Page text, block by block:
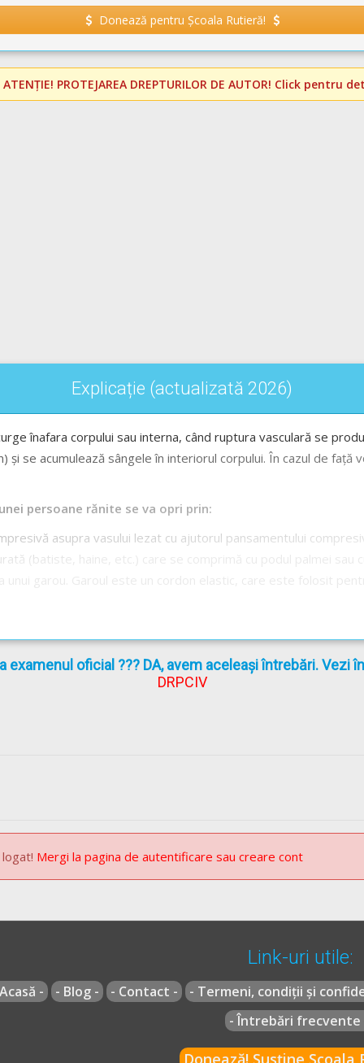
Donează pentru Școala Rutieră!
ATENȚIE! PROTEJAREA DREPTURILOR DE AUTOR! Click pentru
Explicație (actualizată 2026)
înafara corpului sau interna, când ruptura vasculară se
și se acumulează sângele în interiorul corpului. În cazul de
persoane rănite se va opri prin:
asupra vasului lezat cu ajutorul pansamentului
(batiste, haine, etc.) care se comprimă cu podul palmei sau cu
pe care se notează numele victimei și ora exactă a aplicării
alimentarea cu sânge a membrului, practică nu mai este
prin apel 112 înainte de a efectua această manevră.
oficial ??? DA, avem aceleași întrebări. Vezi
DRPCIV
Mergi la pagina de autentificare sau creare cont
Link-uri utile:
- - Blog - - Contact - - Termeni, condiții și
- Întrebări frecvente
Donează! Susține Școala